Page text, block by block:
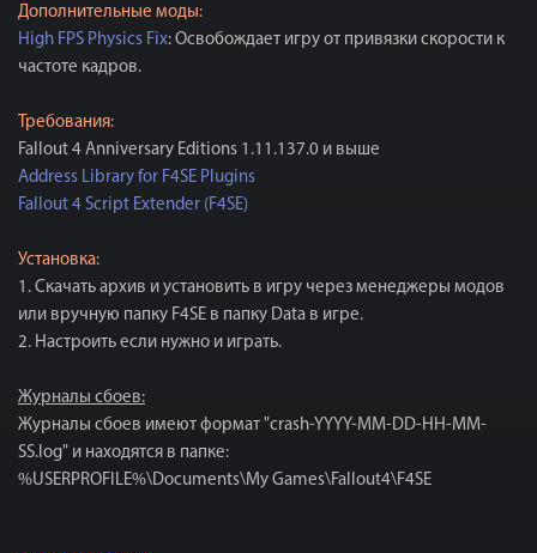
Дополнительные моды:
High FPS Physics Fix: Освобождает игру от привязки скорости к
частоте кадров.
Требования:
Fallout 4 Anniversary Editions 1.11.137.0 и выше
Address Library for F4SE Plugins
Fallout 4 Script Extender (F4SE)
Установка:
1. Скачать архив и установить в игру через менеджеры модов
или вручную папку F4SE в папку Data в игре.
2. Настроить если нужно и играть.
Журналы сбоев:
Журналы сбоев имеют формат "crash-YYYY-MM-DD-HH-MM-
SS.log" и находятся в папке:
%USERPROFILE%\Documents\My Games\Fallout4\F4SE